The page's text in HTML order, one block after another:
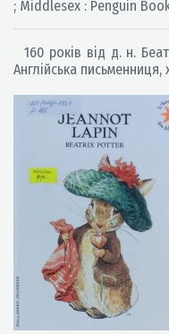
; Middlesex : Penguin
160 років від д. н.
Англійська